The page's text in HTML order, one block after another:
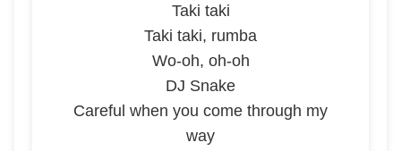
Taki taki
Taki taki, rumba
Wo-oh, oh-oh
DJ Snake
Careful when you come through my
way